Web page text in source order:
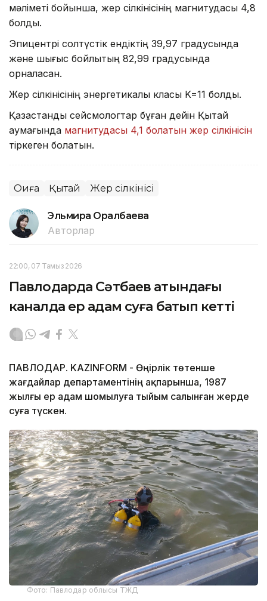
мәліметі бойынша, жер сілкінісінің магнитудасы 4,8
болды.
Эпицентрі солтүстік ендіктің 39,97 градусында
және шығыс бойлықтың 82,99 градусында
орналасқан.
Жер сілкінісінің энергетикалық класы K=11 болды.
Қазақстандық сейсмологтар бұған дейін Қытай
аумағында магнитудасы 4,1 болатын жер сілкінісін
тіркеген болатын.
Оқиға Қытай Жер сілкінісі
Эльмира Оралбаева
Авторлар
22:00, 07 Тамыз 2026
Павлодарда Сәтбаев атындағы
каналда ер адам суға батып кетті
ПАВЛОДАР. KAZINFORM - Өңірлік төтенше
жағдайлар департаментінің ақпарынша, 1987
жылғы ер адам шомылуға тыйым салынған жерде
суға түскен.
Фото: Павлодар облысы ТЖД